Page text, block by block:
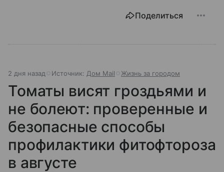
Поделиться
2 дня назад Источник: Дом Mail Жизнь за городом
Томаты висят гроздьями и
не болеют: проверенные и
безопасные способы
профилактики фитофтороза
в августе